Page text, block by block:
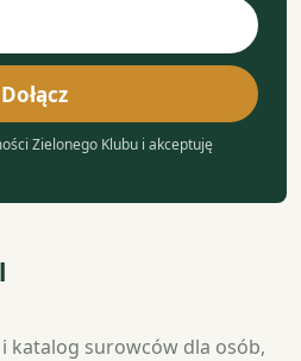
Dołącz
Zielonego Klubu i akceptuję
katalog surowców dla osób,